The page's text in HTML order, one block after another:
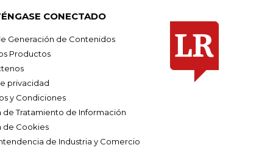
CONECTADO
Generación de Contenidos
Productos
privacidad
y Condiciones
de Tratamiento de Información
de Cookies
de Industria y Comercio